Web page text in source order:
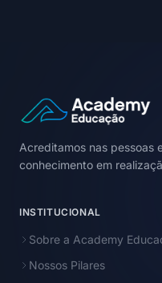
Acreditamos nas pessoas
conhecimento em
INSTITUCIONAL
Sobre a Academy
Nossos Pilares